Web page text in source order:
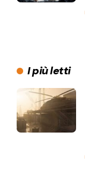
I più letti